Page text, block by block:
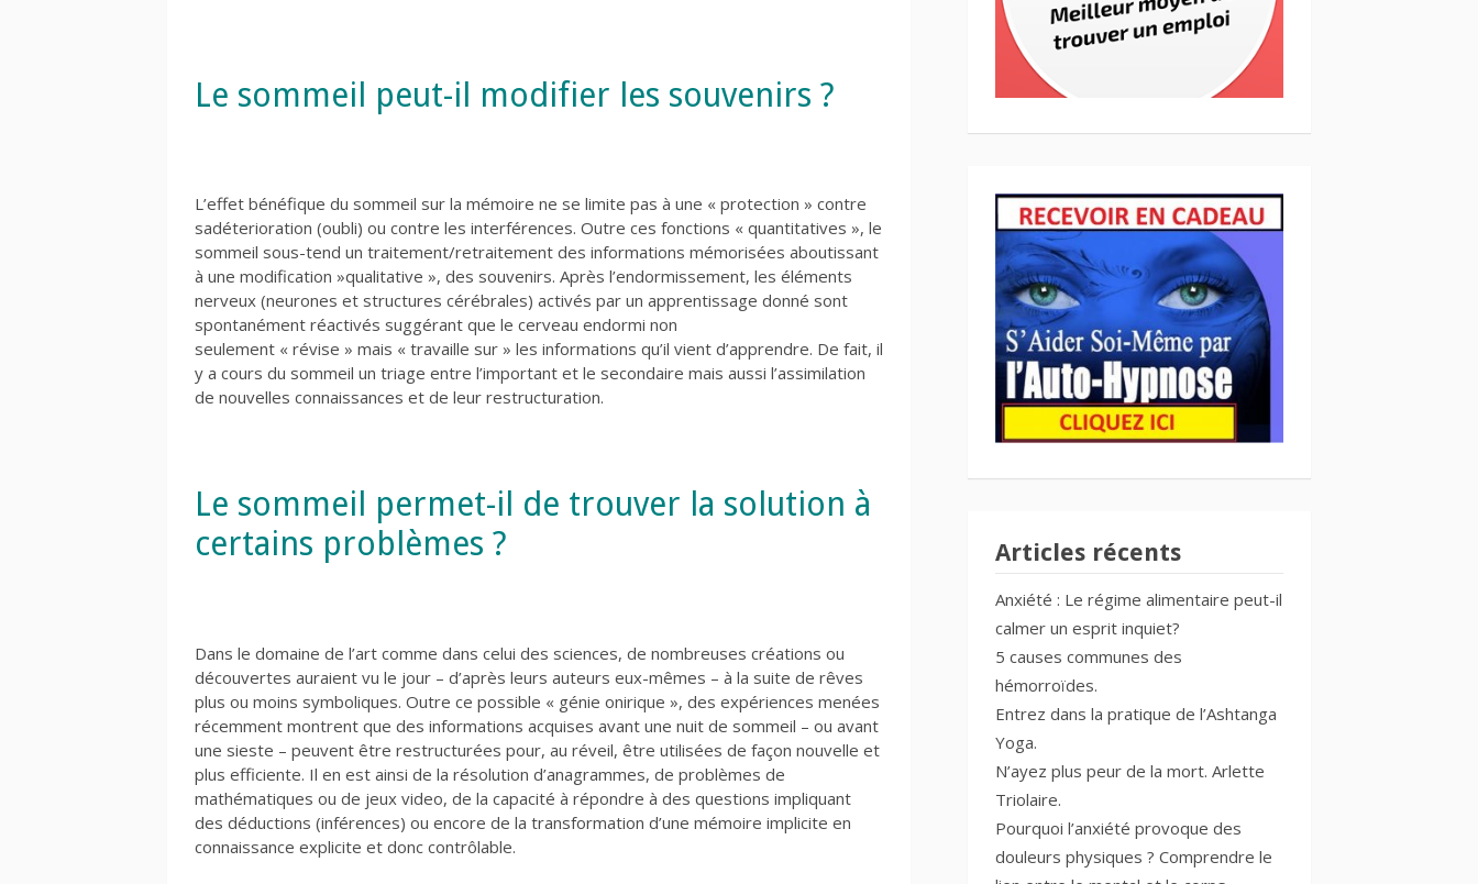
Le sommeil peut-il modifier les souvenirs ?
L’effet bénéfique du sommeil sur la mémoire ne se limite pas à une « protection » contre
sadéterioration (oubli) ou contre les interférences. Outre ces fonctions « quantitatives », le
sommeil sous-tend un traitement/retraitement des informations mémorisées aboutissant
à une modification »qualitative », des souvenirs. Après l’endormissement, les éléments
nerveux (neurones et structures cérébrales) activés par un apprentissage donné sont
spontanément réactivés suggérant que le cerveau endormi non
seulement « révise » mais « travaille sur » les informations qu’il vient d’apprendre. De fait, il
y a cours du sommeil un triage entre l’important et le secondaire mais aussi l’assimilation
de nouvelles connaissances et de leur restructuration.
Le sommeil permet-il de trouver la solution à
certains problèmes ?
Dans le domaine de l’art comme dans celui des sciences, de nombreuses créations ou
découvertes auraient vu le jour – d’après leurs auteurs eux-mêmes – à la suite de rêves
plus ou moins symboliques. Outre ce possible « génie onirique », des expériences menées
récemment montrent que des informations acquises avant une nuit de sommeil – ou avant
une sieste – peuvent être restructurées pour, au réveil, être utilisées de façon nouvelle et
plus efficiente. Il en est ainsi de la résolution d’anagrammes, de problèmes de
mathématiques ou de jeux video, de la capacité à répondre à des questions impliquant
des déductions (inférences) ou encore de la transformation d’une mémoire implicite en
connaissance explicite et donc contrôlable.
Articles récents
Anxiété : Le régime alimentaire peut-il
calmer un esprit inquiet?
5 causes communes des
hémorroïdes.
Entrez dans la pratique de l’Ashtanga
Yoga.
N’ayez plus peur de la mort. Arlette
Triolaire.
Pourquoi l’anxiété provoque des
douleurs physiques ? Comprendre le